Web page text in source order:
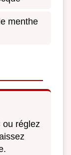
menthe
ou réglez